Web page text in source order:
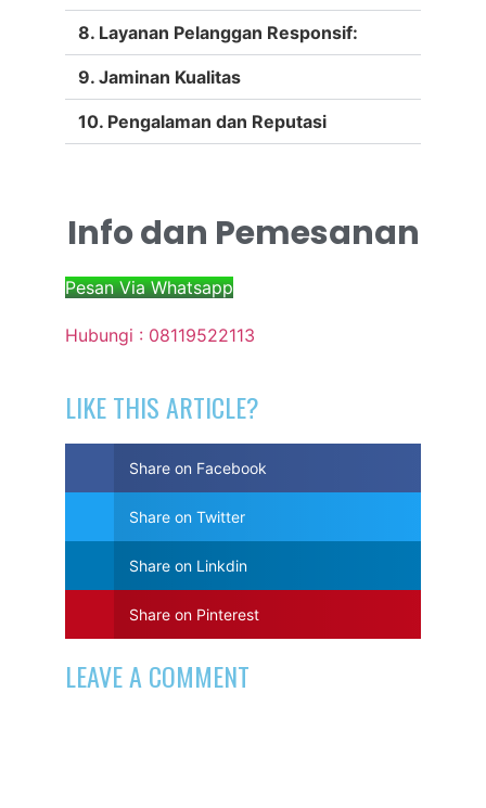
8. Layanan Pelanggan Responsif:
9. Jaminan Kualitas
10. Pengalaman dan Reputasi
Info dan Pemesanan
Pesan Via Whatsapp
Hubungi : 08119522113
LIKE THIS ARTICLE?
Share on Facebook
Share on Twitter
Share on Linkdin
Share on Pinterest
LEAVE A COMMENT